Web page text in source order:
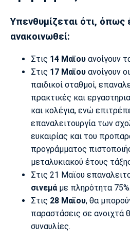
Υπενθυμίζεται ότι, όπως
ανακοινωθεί:
Στις 14 Μαϊου ανοίγουν
Στις 17 Μαϊου ανοίγουν
παιδικοί σταθμοί,
πρακτικές και
και κολέγια, ενώ
επαναλειτουργία των
ευκαιρίας και του
προγράμματος
μεταλυκιακού έτους
Στις 21 Μαϊου
σινεμά με πληρότητα 75%.
Στις 28 Μαϊου, θα
παραστάσεις σε ανοιχτά
συναυλίες.